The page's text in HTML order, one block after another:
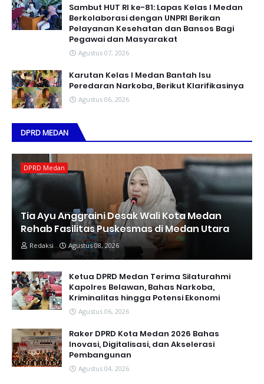
Sambut HUT RI ke-81: Lapas Kelas I Medan
Berkolaborasi dengan UNPRI Berikan
Pelayanan Kesehatan dan Bansos Bagi
Pegawai dan Masyarakat
Agustus 07, 2026
Karutan Kelas I Medan Bantah Isu
Peredaran Narkoba, Berikut Klarifikasinya
Agustus 06, 2026
DPRD MEDAN
DPRD Medan
Tia Ayu Anggraini Desak Wali Kota Medan
Rehab Fasilitas Puskesmas di Medan Utara
Redaksi Agustus 08, 2026
Ketua DPRD Medan Terima Silaturahmi
Kapolres Belawan, Bahas Narkoba,
Kriminalitas hingga Potensi Ekonomi
Agustus 06, 2026
Raker DPRD Kota Medan 2026 Bahas
Inovasi, Digitalisasi, dan Akselerasi
Pembangunan
Agustus 04, 2026